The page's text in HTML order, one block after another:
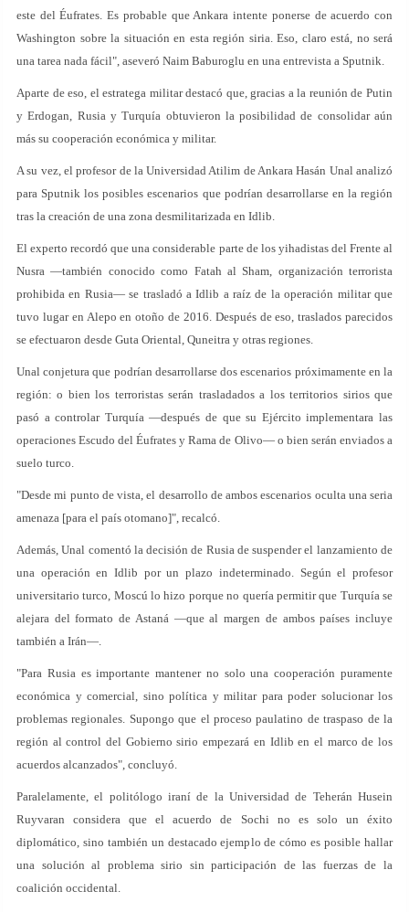
este del Éufrates. Es probable que Ankara intente ponerse de acuerdo con
Washington sobre la situación en esta región siria. Eso, claro está, no será
una tarea nada fácil", aseveró Naim Baburoglu en una entrevista a Sputnik.
Aparte de eso, el estratega militar destacó que, gracias a la reunión de Putin
y Erdogan, Rusia y Turquía obtuvieron la posibilidad de consolidar aún
más su cooperación económica y militar.
A su vez, el profesor de la Universidad Atilim de Ankara Hasán Unal analizó
para Sputnik los posibles escenarios que podrían desarrollarse en la región
tras la creación de una zona desmilitarizada en Idlib.
El experto recordó que una considerable parte de los yihadistas del Frente al
Nusra —también conocido como Fatah al Sham, organización terrorista
prohibida en Rusia— se trasladó a Idlib a raíz de la operación militar que
tuvo lugar en Alepo en otoño de 2016. Después de eso, traslados parecidos
se efectuaron desde Guta Oriental, Quneitra y otras regiones.
Unal conjetura que podrían desarrollarse dos escenarios próximamente en la
región: o bien los terroristas serán trasladados a los territorios sirios que
pasó a controlar Turquía —después de que su Ejército implementara las
operaciones Escudo del Éufrates y Rama de Olivo— o bien serán enviados a
suelo turco.
"Desde mi punto de vista, el desarrollo de ambos escenarios oculta una seria
amenaza [para el país otomano]", recalcó.
Además, Unal comentó la decisión de Rusia de suspender el lanzamiento de
una operación en Idlib por un plazo indeterminado. Según el profesor
universitario turco, Moscú lo hizo porque no quería permitir que Turquía se
alejara del formato de Astaná —que al margen de ambos países incluye
también a Irán—.
"Para Rusia es importante mantener no solo una cooperación puramente
económica y comercial, sino política y militar para poder solucionar los
problemas regionales. Supongo que el proceso paulatino de traspaso de la
región al control del Gobierno sirio empezará en Idlib en el marco de los
acuerdos alcanzados", concluyó.
Paralelamente, el politólogo iraní de la Universidad de Teherán Husein
Ruyvaran considera que el acuerdo de Sochi no es solo un éxito
diplomático, sino también un destacado ejemplo de cómo es posible hallar
una solución al problema sirio sin participación de las fuerzas de la
coalición occidental.